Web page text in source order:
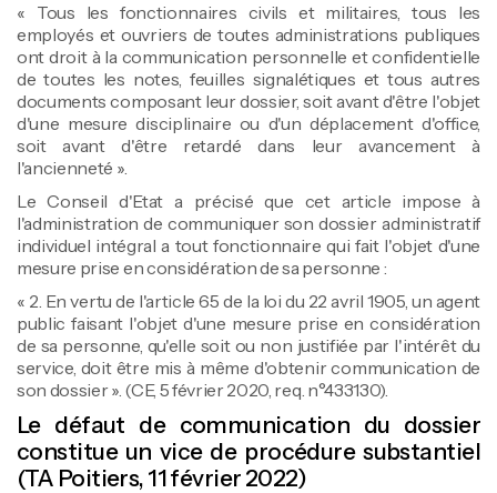
« Tous les fonctionnaires civils et militaires, tous les
employés et ouvriers de toutes administrations publiques
ont droit à la communication personnelle et confidentielle
de toutes les notes, feuilles signalétiques et tous autres
documents composant leur dossier, soit avant d'être l'objet
d'une mesure disciplinaire ou d'un déplacement d'office,
soit avant d'être retardé dans leur avancement à
l'ancienneté ».
Le Conseil d'Etat a précisé que cet article impose à
l'administration de communiquer son dossier administratif
individuel intégral a tout fonctionnaire qui fait l'objet d'une
mesure prise en considération de sa personne :
« 2. En vertu de l'article 65 de la loi du 22 avril 1905, un agent
public faisant l'objet d'une mesure prise en considération
de sa personne, qu'elle soit ou non justifiée par l'intérêt du
service, doit être mis à même d'obtenir communication de
son dossier ». (CE, 5 février 2020, req. n°433130).
Le défaut de communication du dossier
constitue un vice de procédure substantiel
(TA Poitiers, 11 février 2022)